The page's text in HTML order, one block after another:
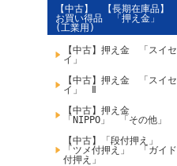
【中古】 【長期在庫品】
お買い得品 「押え金」
(工業用)
【中古】押え金 「スイセ
イ」
【中古】押え金 「スイセ
イ」 Ⅱ
【中古】押え金
「NIPPO」 「その他」
【中古】「段付押え」
「ツメ付押え」 「ガイド
付押え」